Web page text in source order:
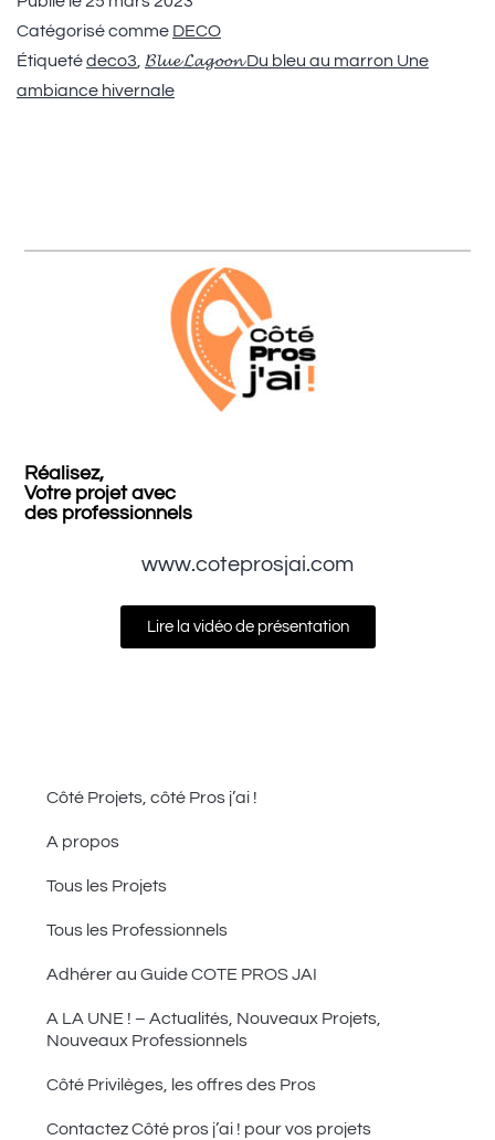
Catégorisé comme DECO
Étiquetédeco3 𝓑𝓵𝓾𝓮 𝓛𝓪𝓰𝓸𝓸𝓷 Du bleu au marron Une
ambiance hivernale
Réalisez,
Votre projet avec
des professionnels
www.coteprosjai.com
Lire la vidéo de présentation
Côté Projets, côté Pros j’ai !
A propos
Tous les Projets
Tous les Professionnels
Adhérer au Guide COTE PROS JAI
A LA UNE ! – Actualités, Nouveaux Projets,
Nouveaux Professionnels
Côté Privilèges, les offres des Pros
Contactez Côté pros j’ai ! pour vos projets